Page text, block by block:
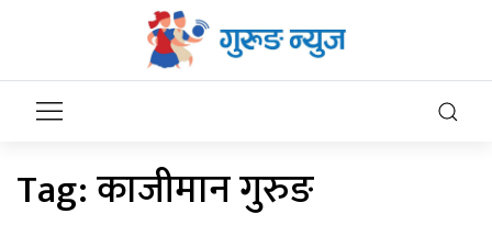
Tag:काजीमान गुरुङ